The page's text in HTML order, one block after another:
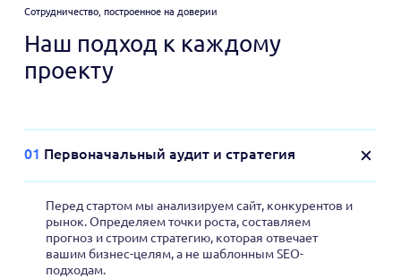
Сотрудничество, построенное на доверии
Наш подход к каждому
проекту
01 Первоначальный аудит и стратегия
Перед стартом мы анализируем сайт, конкурентов и
рынок. Определяем точки роста, составляем
прогноз и строим стратегию, которая отвечает
вашим бизнес-целям, а не шаблонным SEO-
подходам.